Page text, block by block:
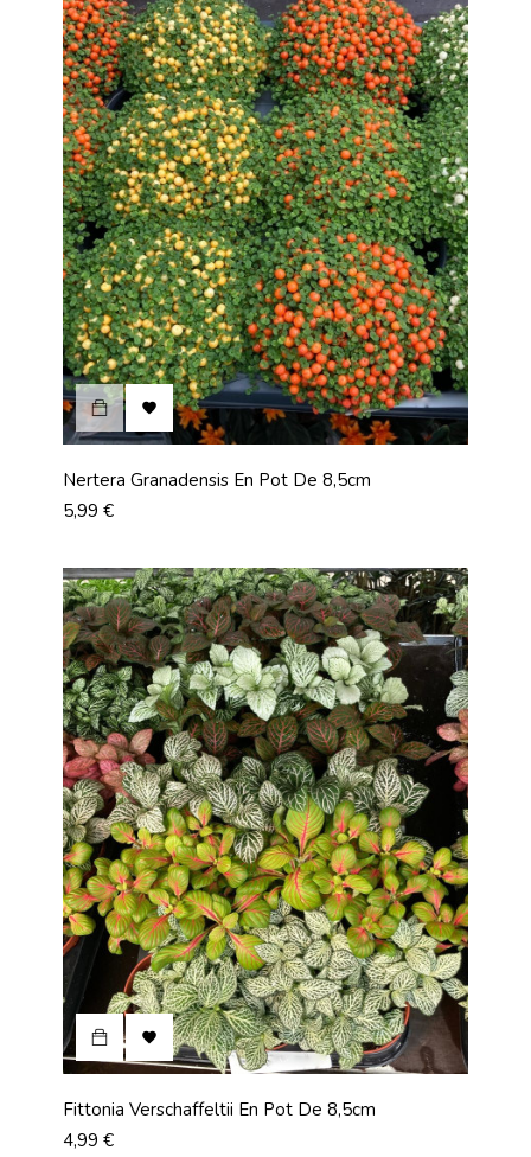

Nertera Granadensis En Pot De 8,5cm
Prix
5,99 €

Fittonia Verschaffeltii En Pot De 8,5cm
Prix
4,99 €